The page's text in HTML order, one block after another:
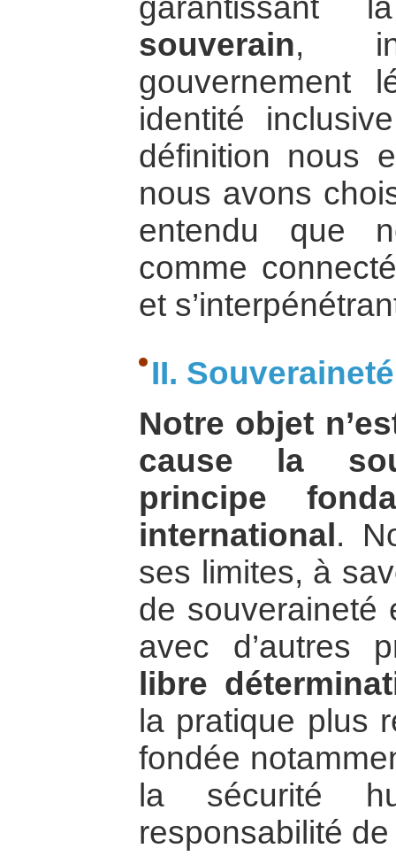
souverain,
gouvernement
identité
définition nous
nous avons
entendu que
comme
et
II. Souveraineté
Notre objet
cause la
principe
international .
ses limites, à
de souveraineté
avec d’autres
libre
la pratique plus
fondée
la sécurité
responsabilité